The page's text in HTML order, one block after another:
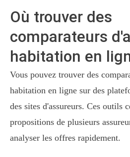
Où trouver des
comparateurs
habitation en
Vous pouvez trouver des
habitation en ligne sur des
des sites d'assureurs. Ces outils
propositions de plusieurs
analyser les offres rapidement.